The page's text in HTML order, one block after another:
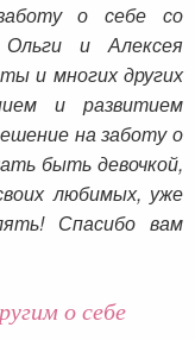
о себе со
и Алексея
и многих других
и развитием
на заботу о
быть девочкой,
любимых, уже
Спасибо вам
о себе